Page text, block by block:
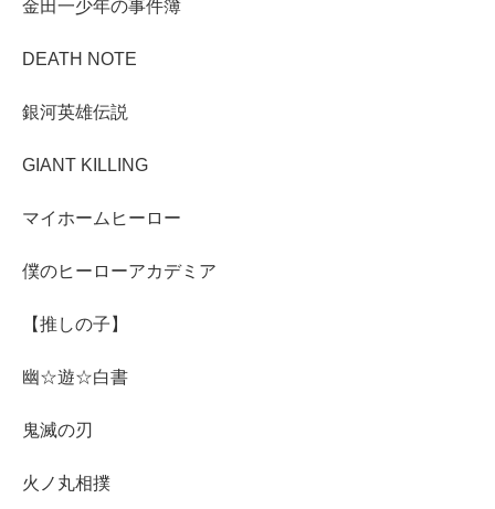
金田一少年の事件簿
DEATH NOTE
銀河英雄伝説
GIANT KILLING
マイホームヒーロー
僕のヒーローアカデミア
【推しの子】
幽☆遊☆白書
鬼滅の刃
火ノ丸相撲